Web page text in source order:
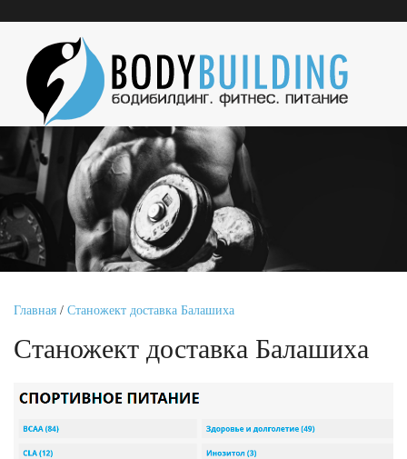
Главная / Станожект доставка Балашиха
Станожект доставка Балашиха